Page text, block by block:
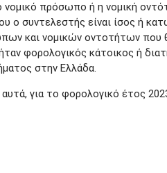
νομικό πρόσωπο ή η νομική
ο συντελεστής είναι ίσος ή
και νομικών οντοτήτων που
φορολογικός κάτοικος ή
στην Ελλάδα.
για το φορολογικό έτος